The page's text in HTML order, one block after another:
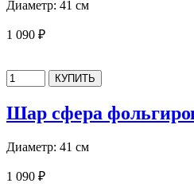
Диаметр: 41 см
1 090 ₽
Шар сфера
Диаметр: 41 см
1 090 ₽